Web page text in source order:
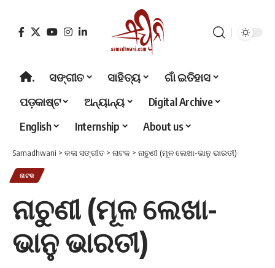
. ସଙ୍ଗୀତ ସାହିତ୍ୟ
ଗାଁ ଇତିହାସ
ପଡ଼କାଷ୍ଟ
ଅନ୍ୟାନ୍ୟ
Digital Archive
English
Internship About us
Samadhwani > କଳା ସଙ୍ଗୀତ > ନାଟକ > ନାଚୁଣୀ (ମୂଳ ଲେଖା-ଭାନୁ ଭାରତୀ)
ନାଟକ
ନାଚୁଣୀ (ମୂଳ ଲେଖା-
ଭାନୁ ଭାରତୀ)